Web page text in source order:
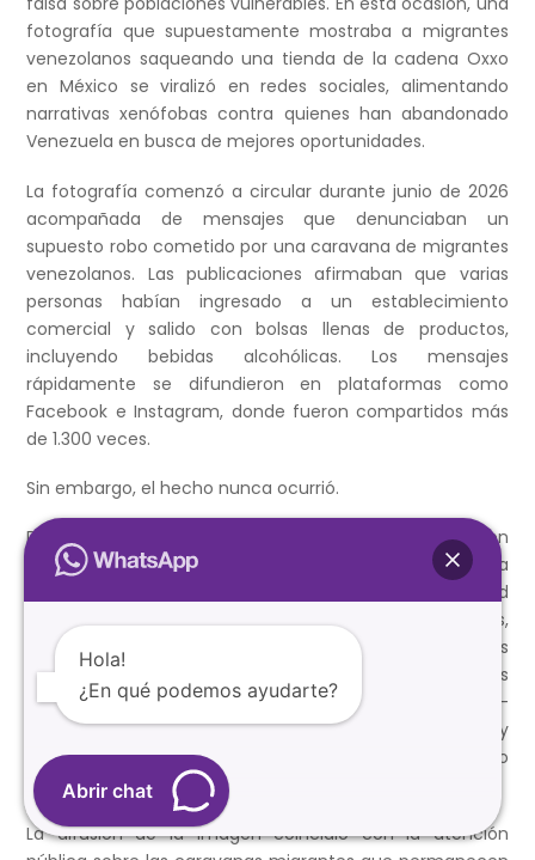
fotografía que supuestamente mostraba a migrantes
venezolanos saqueando una tienda de la cadena Oxxo
en México se viralizó en redes sociales, alimentando
narrativas xenófobas contra quienes han abandonado
Venezuela en busca de mejores oportunidades.
La fotografía comenzó a circular durante junio de 2026
acompañada de mensajes que denunciaban un
supuesto robo cometido por una caravana de migrantes
venezolanos. Las publicaciones afirmaban que varias
personas habían ingresado a un establecimiento
comercial y salido con bolsas llenas de productos,
incluyendo bebidas alcohólicas. Los mensajes
rápidamente se difundieron en plataformas como
Facebook e Instagram, donde fueron compartidos más
de 1.300 veces.
Sin embargo, el hecho nunca ocurrió.
Diversas herramientas de verificación digital concluyeron
que la imagen había sido creada mediante inteligencia
artificial. Entre los elementos que delataron la falsedad
del contenido se encontraban rostros deformados,
manos sin una estructura definida y errores anatómicos
evidentes, como piernas invertidas. Además, análisis
realizados con programas especializados como InVID-
WeVerify y Hive Moderation determinaron entre 93 % y
99 % de probabilidades de que la fotografía hubiera sido
generada artificialmente.
La difusión de la imagen coincidió con la atención
Hola!
¿En qué podemos ayudarte?
Abrir chat